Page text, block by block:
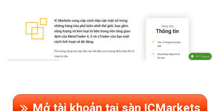
Mở tài khoản tại sàn ICMarkets